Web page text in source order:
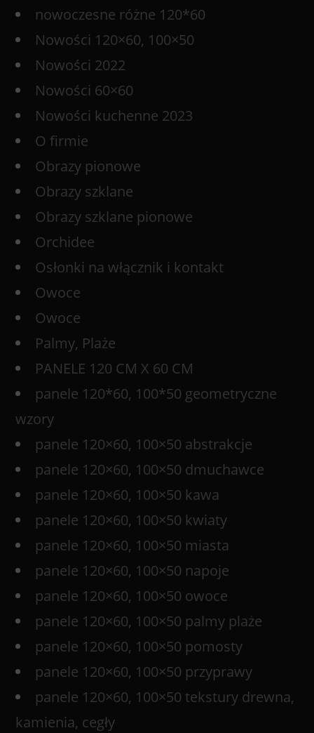
nowoczesne różne 120*60
Nowości 120×60, 100×50
Nowości 2022
Nowości 60×60
Nowości kuchenne 2023
O firmie
Obrazy pionowe
Obrazy szklane
Obrazy szklane pionowe
Orchidee
Osłonki na włącznik i kontakt
Owoce
Owoce
Palmy, Plaże
PANELE 120 CM X 60 CM
panele 120*60, 100*50 geometryczne
wzory
panele 120×60, 100×50 abstrakcje
panele 120×60, 100×50 dmuchawce
panele 120×60, 100×50 kawa
panele 120×60, 100×50 kwiaty
panele 120×60, 100×50 miasta
panele 120×60, 100×50 napoje
panele 120×60, 100×50 owoce
panele 120×60, 100×50 palmy plaże
panele 120×60, 100×50 pomosty
panele 120×60, 100×50 przyprawy
panele 120×60, 100×50 tekstury drewna,
kamienia, cegły